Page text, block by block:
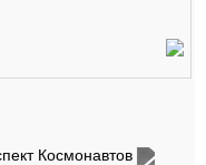
Космонавтов